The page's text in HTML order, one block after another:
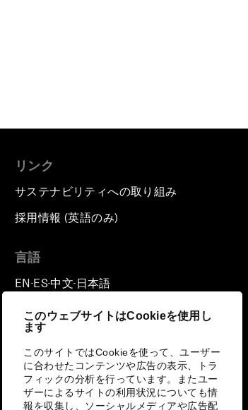
このウェブサイトはCookieを使用し
ます
このサイトではCookieを使って、ユーザー
に合わせたコンテンツや広告の表示、トラ
フィックの分析を行っています。またユー
ザーによるサイトの利用状況についても情
報を収集し、ソーシャルメディアや広告配
リンク
サステナビリティへの取り組み
採用情報 (英語のみ)
言語
EN ▪ ES▪中文▪ 日本語